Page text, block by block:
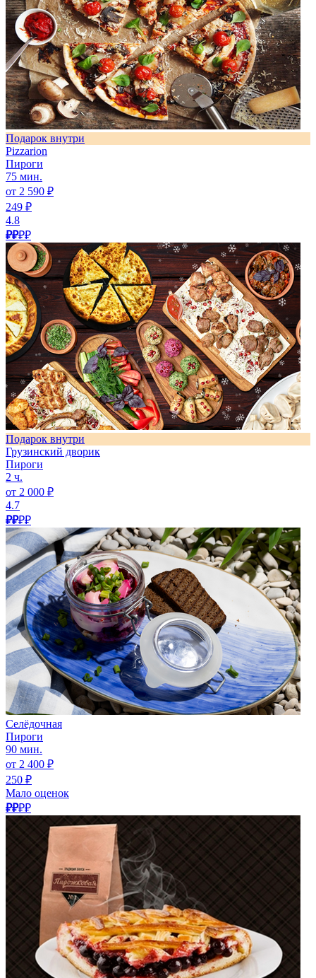
Подарок внутри
Pizzarion
Пироги
75 мин.
от 2 590 ₽
249 ₽
4.8
₽₽₽₽
Подарок внутри
Грузинский дворик
Пироги
2 ч.
от 2 000 ₽
4.7
₽₽₽₽
Селёдочная
Пироги
90 мин.
от 2 400 ₽
250 ₽
Мало оценок
₽₽₽₽